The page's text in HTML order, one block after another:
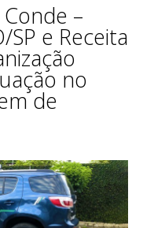
–
SP e Receita
no
de